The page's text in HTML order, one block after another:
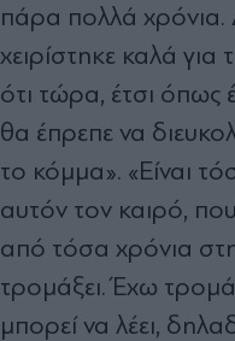
πάρα πολλά χρόνια.
χειρίστηκε καλά για
ότι τώρα, έτσι όπως
θα έπρεπε να
το κόμμα». «Είναι
αυτόν τον καιρό,
από τόσα χρόνια
τρομάξει. Έχω
μπορεί να λέει,